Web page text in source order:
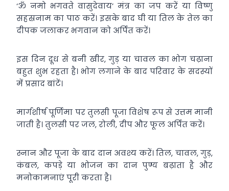
‘ॐ नमो भगवते वासुदेवाय’ मंत्र का जप करें या विष्णु
सहस्रनाम का पाठ करें। इसके बाद घी या तिल के तेल का
दीपक जलाकर भगवान को अर्पित करें।
इस दिन दूध से बनी खीर, गुड़ या चावल का भोग चढ़ाना
बहुत शुभ रहता है। भोग लगाने के बाद परिवार के सदस्यों
में प्रसाद बांटें।
मार्गशीर्ष पूर्णिमा पर तुलसी पूजा विशेष रूप से उत्तम मानी
जाती है। तुलसी पर जल, रोली, दीप और फूल अर्पित करें।
स्नान और पूजा के बाद दान अवश्य करें। तिल, चावल, गुड़,
कंबल, कपड़े या भोजन का दान पुण्य बढ़ाता है और
मनोकामनाएं पूरी करता है।